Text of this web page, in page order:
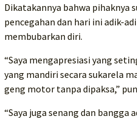
Dikatakannya bahwa pihaknya
pencegahan dan hari ini adik-
membubarkan diri.
“Saya mengapresiasi yang
yang mandiri secara sukarela
geng motor tanpa dipaksa,”
“Saya juga senang dan bangga